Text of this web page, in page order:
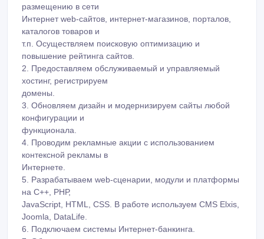
размещению в сети
Интернет web-сайтов, интернет-магазинов, порталов,
каталогов товаров и
т.п. Осуществляем поисковую оптимизацию и
повышение рейтинга сайтов.
2. Предоставляем обслуживаемый и управляемый
хостинг, регистрируем
домены.
3. Обновляем дизайн и модернизируем сайты любой
конфигурации и
функционала.
4. Проводим рекламные акции с использованием
контексной рекламы в
Интернете.
5. Разрабатываем web-сценарии, модули и платформы
на C++, РНР,
JavaScript, HTML, CSS. В работе используем CMS Elxis,
Joomla, DataLife.
6. Подключаем системы Интернет-банкинга.